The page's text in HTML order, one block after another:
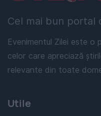
Cel mai bun portal
Evenimentul Zilei este o
celor care apreciază
relevante din toate
Utile